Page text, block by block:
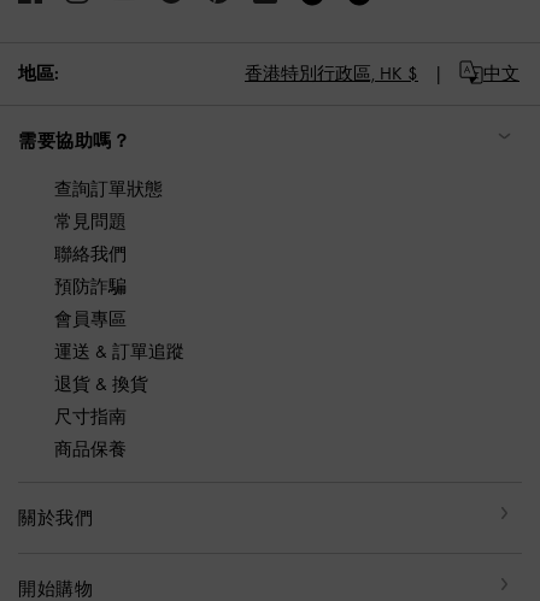
地區: 香港特別行政區, HK $ 中文
需要協助嗎？
查詢訂單狀態
常見問題
聯絡我們
預防詐騙
會員專區
運送 & 訂單追蹤
退貨 & 換貨
尺寸指南
商品保養
關於我們
開始購物